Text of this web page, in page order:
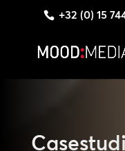
+32 (0) 15